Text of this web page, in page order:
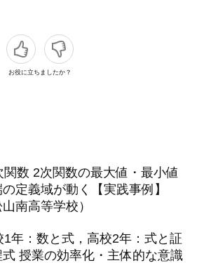
お役に立ちましたか？
数 2次関数の最大値・最小値
定義域が動く【実践事例】
南高等学校）
年：数と式，高校2年：式と証
授業の効率化・主体的な意識